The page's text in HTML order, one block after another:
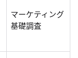
マーケティング
基礎調査